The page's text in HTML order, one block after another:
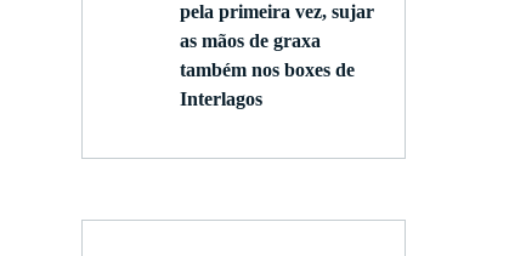
pela primeira vez, sujar
as mãos de graxa
também nos boxes de
Interlagos